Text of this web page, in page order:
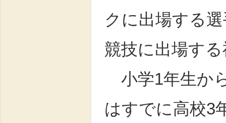
クに出場する
競技に出場す
小学1年生か
はすでに高校3